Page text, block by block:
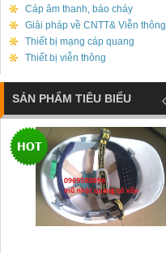
Cáp âm thanh, báo cháy
Giải pháp về CNTT& Viễn thông
Thiết bị mạng cáp quang
Thiết bị viễn thông
SẢN PHẨM TIÊU BIỂU